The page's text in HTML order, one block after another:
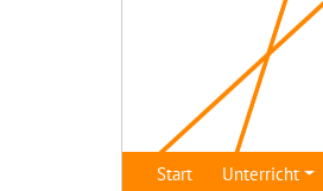
Start Unterricht